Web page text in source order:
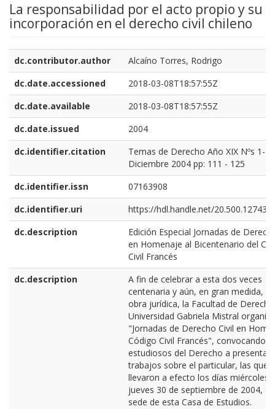
La responsabilidad por el acto propio y su
incorporación en el derecho civil chileno
dc.contributor.author
Alcaíno Torres, Rodrigo
dc.date.accessioned
2018-03-08T18:57:55Z
dc.date.available
2018-03-08T18:57:55Z
dc.date.issued
2004
dc.identifier.citation
Temas de Derecho Año XIX Nºs 1-2
Diciembre 2004 pp: 111 - 125
dc.identifier.issn
07163908
dc.identifier.uri
https://hdl.handle.net/20.500.12743/
dc.description
Edición Especial Jornadas de
en Homenaje al Bicentenario del
Civil Francés
dc.description
A fin de celebrar a esta dos veces
centenaria y aún, en gran medida,
obra jurídica, la Facultad de
Universidad Gabriela Mistral
"Jornadas de Derecho Civil en
Código Civil Francés", convocando
estudiosos del Derecho a presentar
trabajos sobre el particular, las que
llevaron a efecto los días miércoles
jueves 30 de septiembre de 2004,
sede de esta Casa de Estudios.